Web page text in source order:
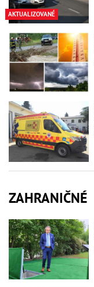
AKTUALIZOVANÉ
ZAHRANIČNÉ